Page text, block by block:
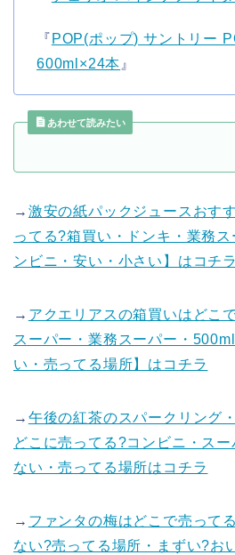
『 POP(ポップ) サントリー
600ml×24本 』
あわせて読みたい
→ 激安の紙パックジュースおす
ってる?箱買い・ドンキ・業務
ンビニ・安い・小さい】はコチラ
→ アクエリアスの箱買いはどこ
スーパー・業務スーパー・
い・売ってる場所】はコチラ
→ 午後の紅茶のスパークリング
どこに売ってる?コンビニ・ス
ない・売ってる場所はコチラ
→ ファンタの梅はどこで売って
ない?売ってる場所・まずい?お